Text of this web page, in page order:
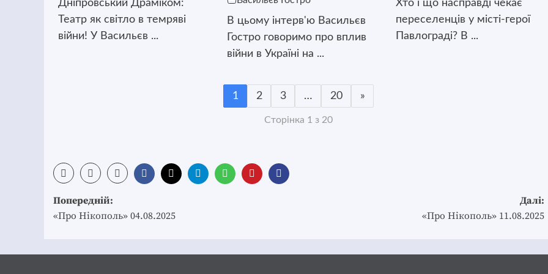
Дніпровський Драміком:
Театр як світло в темряві
війни! У Васильєв ...
В цьому інтерв'ю Васильєв
Гостро говоримо про вплив
війни в Україні на ...
Хто і що насправді чекає
переселенців у місті-герої
Павлограді? В ...
1 2 3 … 20 »
Сторінка 1 з 20
Post
navigation
Попередній:
«Про Нікополь» 04.08.2025
Далі:
«Про Нікополь» 11.08.2025